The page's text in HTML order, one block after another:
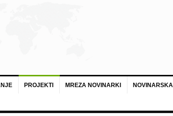
PROJEKTI MREZA NOVINARKI